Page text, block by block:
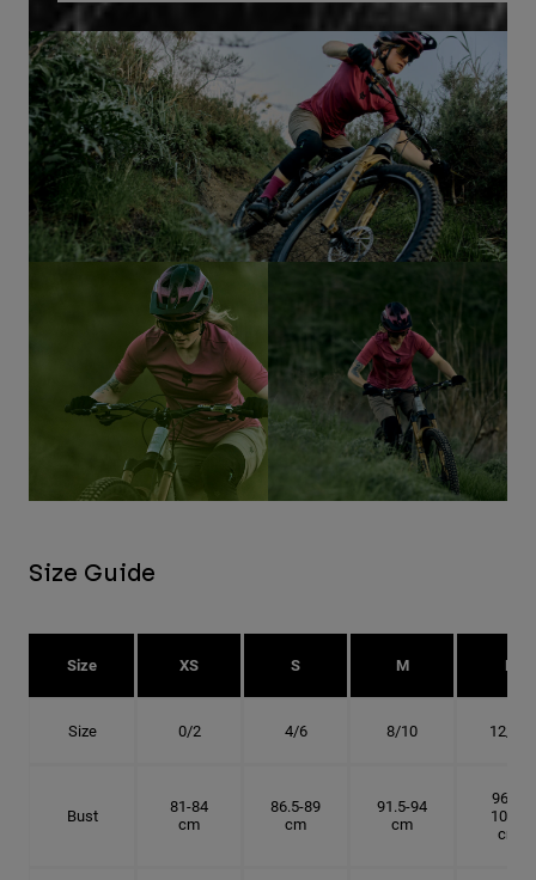
Size Guide
Size XS S M L
Size 0/2 4/6 8/10 12/14
Bust
81-84
cm
86.5-89
cm
91.5-94
cm
96.5-
101.5
cm